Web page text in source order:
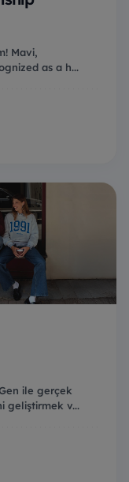
Mavi,
as a h...
ile gerçek
geliştirmek v...